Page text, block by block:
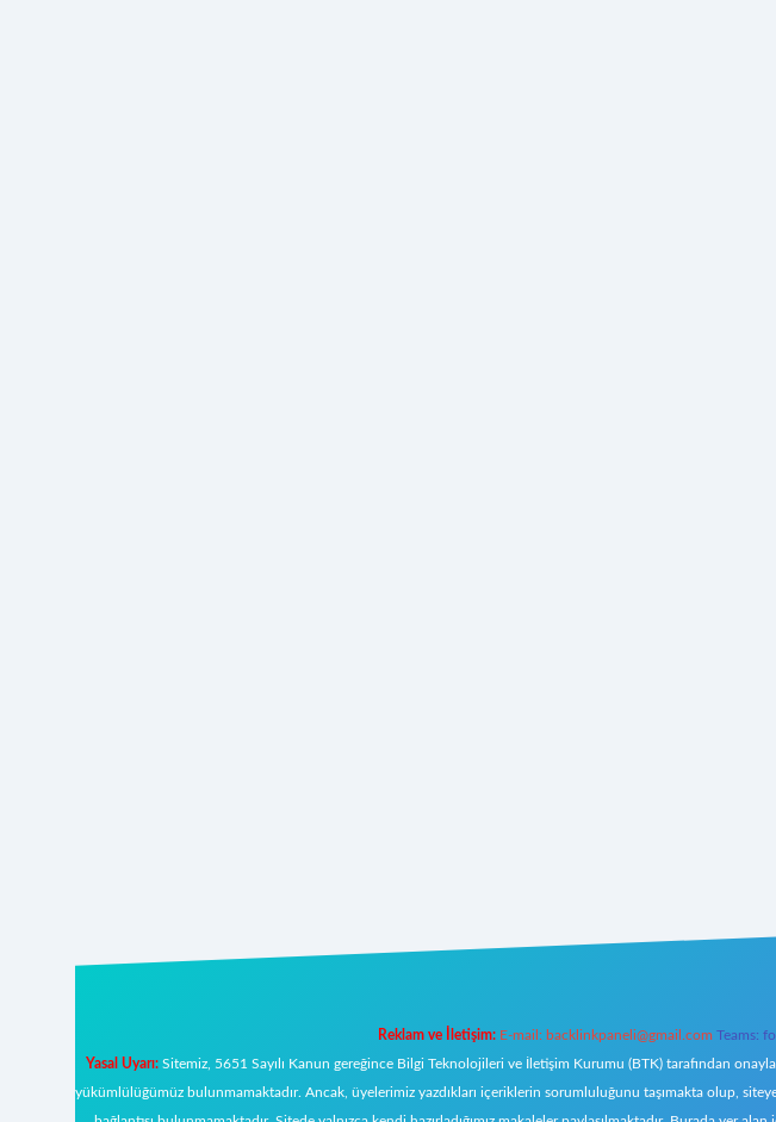
Reklam ve İletişim: E-mail: backlinkpaneli@gmail.com Teams:
Yasal Uyarı:Sitemiz, 5651 Sayılı Kanun gereğince Bilgi Teknolojileri ve İletişim Kurumu (BTK) tarafından
yükümlülüğümüz bulunmamaktadır. Ancak, üyelerimiz yazdıkları içeriklerin sorumluluğunu taşımakta olup,